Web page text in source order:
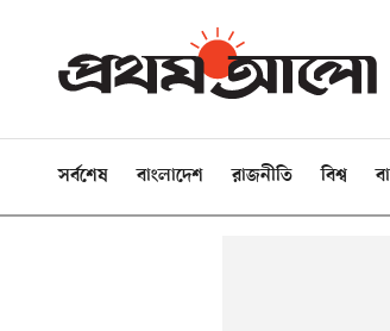
সর্বশেষ বাংলাদেশ রাজনীতি বিশ্ব